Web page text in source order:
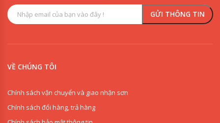
VỀ CHÚNG TÔI
Chính sách vận chuyển và giao nhận sơn
Chính sách đổi hàng, trả hàng